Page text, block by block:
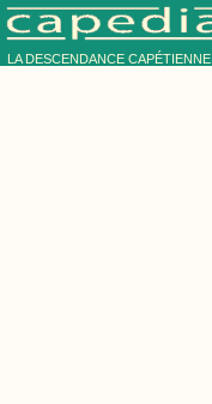
LA DESCENDANCE CAPÉTIENNE